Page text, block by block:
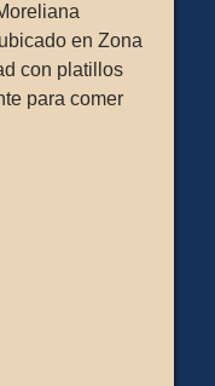
en Zona
con platillos
para comer